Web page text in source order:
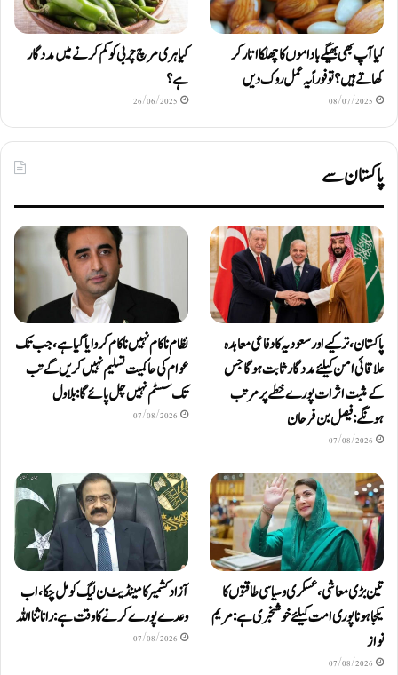
کیا آپ بھی بھیگے باداموں کا چھلکا اتار کر
کھاتے ہیں؟ تو فوراً یہ عمل روک دیں
08/07/2025
کیا ہری مرچ چربی کو کم کرنے میں مددگار
ہے؟
26/06/2025
پاکستان سے
پاکستان، ترکیے اور سعودیہ کا دفاعی معاہدہ
علاقائی امن کیلئے مددگار ثابت ہوگا جس
کے مثبت اثرات پورے خطے پر مرتب
ہونگے: فیصل بن فرحان
07/08/2026
نظام ناکام نہیں ناکام کروایاگیا ہے، جب تک
عوام کی حاکمیت تسلیم نہیں کریں گے تب
تک سسٹم نہیں چل پائےگا: بلاول
07/08/2026
تین بڑی معاشی، عسکری و سیاسی طاقتوں کا
یکجا ہونا پوری امت کیلئے خوشخبری ہے: مریم
نواز
07/08/2026
آزاد کشمیر کا مینڈیٹ ن لیگ کو مل چکا، اب
وعدے پورے کرنے کا وقت ہے: رانا ثنا اللہ
07/08/2026